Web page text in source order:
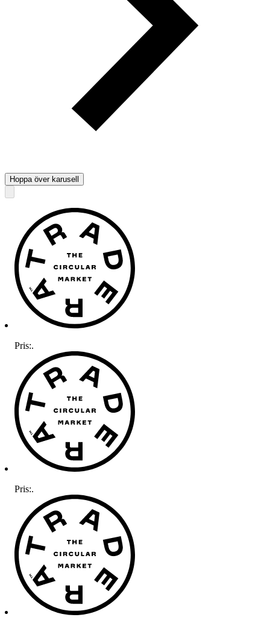
Hoppa över karusell
Pris:.
Pris:.